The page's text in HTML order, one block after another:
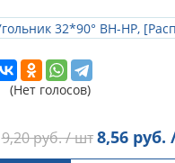
(Нет голосов)
9,20руб. / шт 8,56руб.